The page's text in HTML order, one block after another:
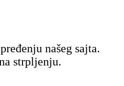
našeg sajta.
strpljenju.